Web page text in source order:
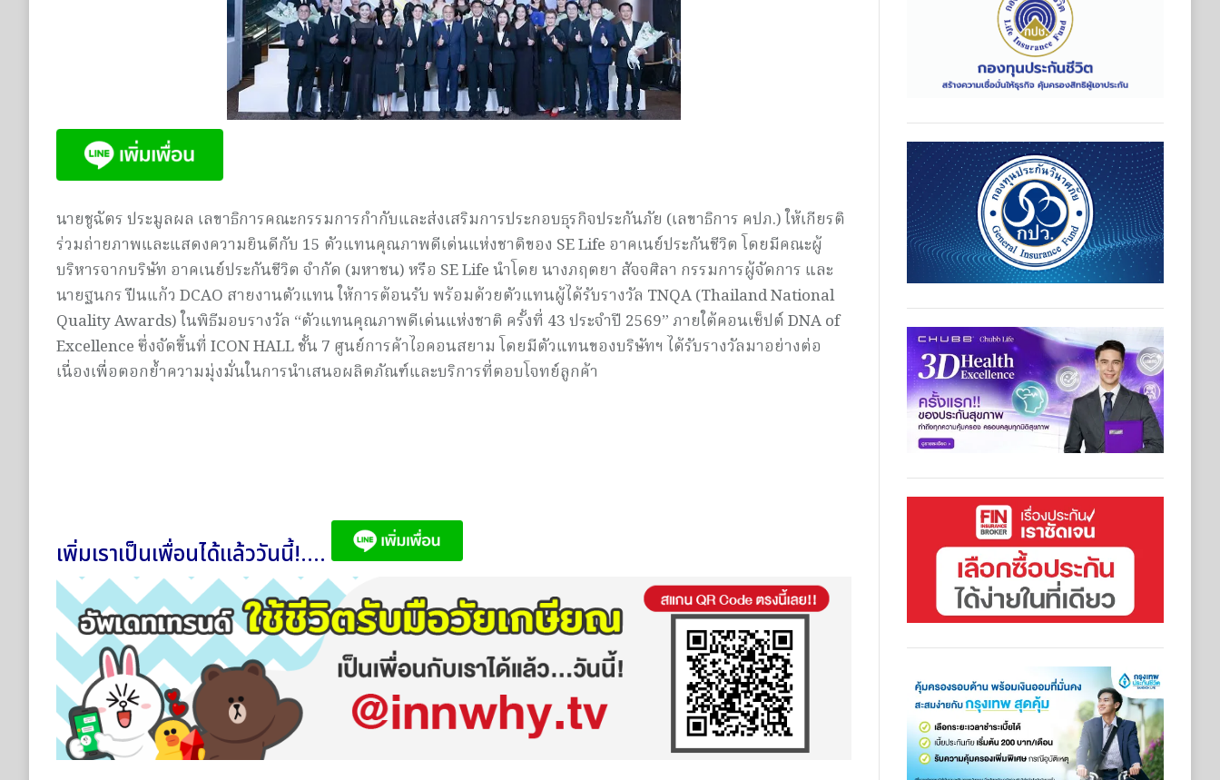
นายชูฉัตร ประมูลผล เลขาธิการคณะกรรมการกำกับและส่งเสริมการประกอบธุรกิจประกันภัย (เลขาธิการ คปภ.) ให้เกียรติ
ร่วมถ่ายภาพและแสดงความยินดีกับ 15 ตัวแทนคุณภาพดีเด่นแห่งชาติของ SE Life อาคเนย์ประกันชีวิต โดยมีคณะผู้
บริหารจากบริษัท อาคเนย์ประกันชีวิต จำกัด (มหาชน) หรือ SE Life นำโดย นางภฤตยา สัจจศิลา กรรมการผู้จัดการ และ
นายฐนกร ปืนแก้ว DCAO สายงานตัวแทน ให้การต้อนรับ พร้อมด้วยตัวแทนผู้ได้รับรางวัล TNQA (Thailand National
Quality Awards) ในพิธีมอบรางวัล “ตัวแทนคุณภาพดีเด่นแห่งชาติ ครั้งที่ 43 ประจำปี 2569” ภายใต้คอนเซ็ปต์ DNA of
Excellence ซึ่งจัดขึ้นที่ ICON HALL ชั้น 7 ศูนย์การค้าไอคอนสยาม โดยมีตัวแทนของบริษัทฯ ได้รับรางวัลมาอย่างต่อ
เนื่องเพื่อตอกย้ำความมุ่งมั่นในการนำเสนอผลิตภัณฑ์และบริการที่ตอบโจทย์ลูกค้า
เพิ่มเราเป็นเพื่อนได้แล้ววันนี้!....